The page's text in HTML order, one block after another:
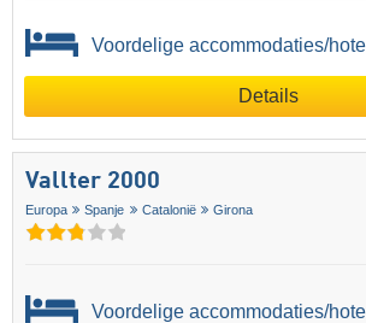
Voordelige accommodaties/
Details
Vallter 2000
Europa Spanje Catalonië Girona
Voordelige accommodaties/